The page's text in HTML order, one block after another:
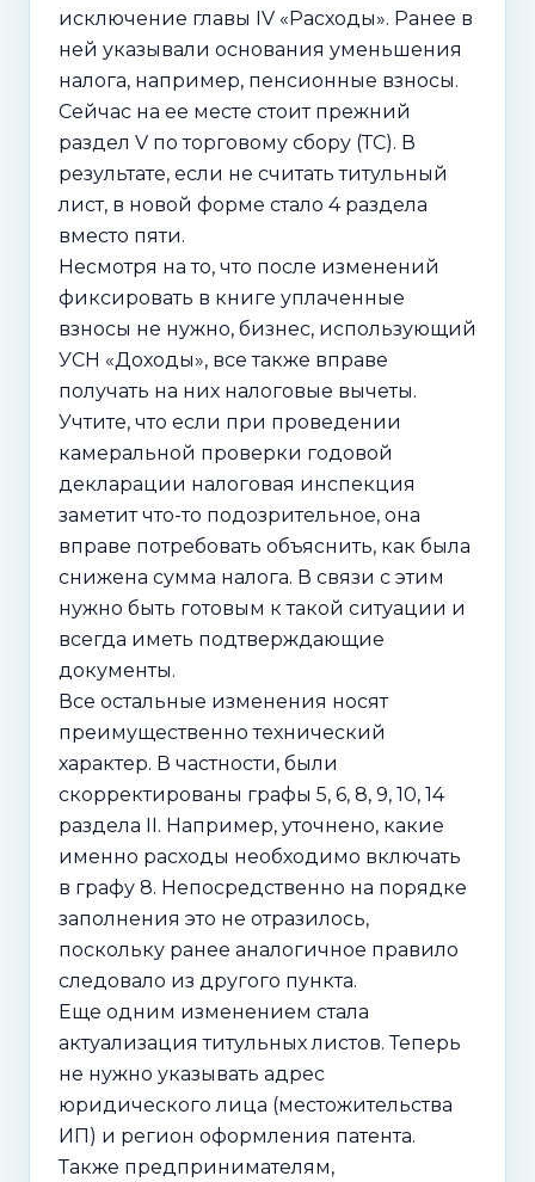
исключение главы IV «Расходы». Ранее в
ней указывали основания уменьшения
налога, например, пенсионные взносы.
Сейчас на ее месте стоит прежний
раздел V по торговому сбору (ТС). В
результате, если не считать титульный
лист, в новой форме стало 4 раздела
вместо пяти.
Несмотря на то, что после изменений
фиксировать в книге уплаченные
взносы не нужно, бизнес, использующий
УСН «Доходы», все также вправе
получать на них налоговые вычеты.
Учтите, что если при проведении
камеральной проверки годовой
декларации налоговая инспекция
заметит что-то подозрительное, она
вправе потребовать объяснить, как была
снижена сумма налога. В связи с этим
нужно быть готовым к такой ситуации и
всегда иметь подтверждающие
документы.
Все остальные изменения носят
преимущественно технический
характер. В частности, были
скорректированы графы 5, 6, 8, 9, 10, 14
раздела II. Например, уточнено, какие
именно расходы необходимо включать
в графу 8. Непосредственно на порядке
заполнения это не отразилось,
поскольку ранее аналогичное правило
следовало из другого пункта.
Еще одним изменением стала
актуализация титульных листов. Теперь
не нужно указывать адрес
юридического лица (местожительства
ИП) и регион оформления патента.
Также предпринимателям,